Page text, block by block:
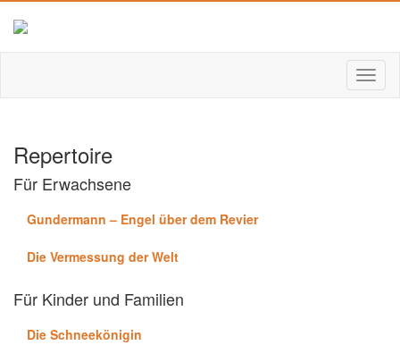
Repertoire
Für Erwachsene
Gundermann – Engel über dem Revier
Die Vermessung der Welt
Für Kinder und Familien
Die Schneekönigin